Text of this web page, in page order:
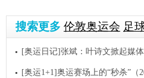
搜索更多 伦敦奥运会 足
[奥运日记]张斌：叶诗文掀起媒
[奥运1+1]奥运赛场上的“秒杀”（